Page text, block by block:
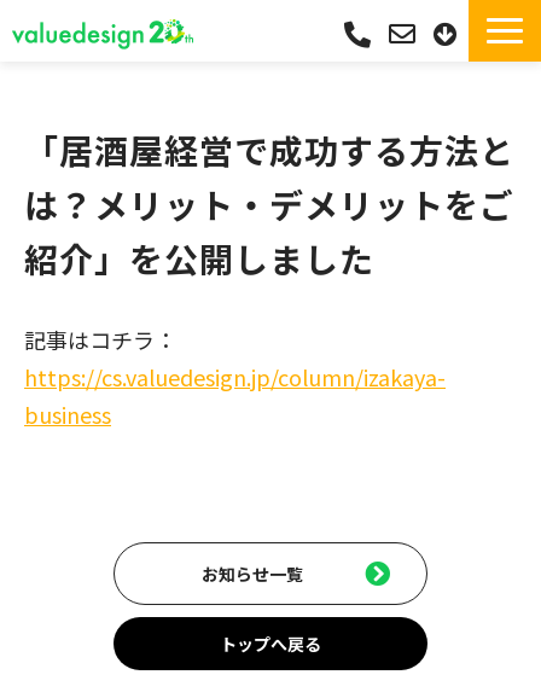
サポート
導入実績
導入フロー
よくあるご質問
「居酒屋経営で成功する方法と
は？メリット・デメリットをご
紹介」を公開しました
記事はコチラ：
https://cs.valuedesign.jp/column/izakaya-
business
お知らせ一覧
トップへ戻る